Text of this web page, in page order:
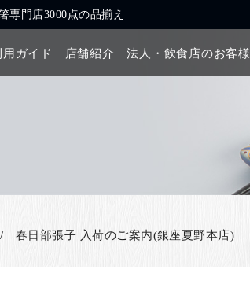
専門店3000点の品揃え
用ガイド 店舗紹介 法人・飲食店のお客様
春日部張子 入荷のご案内(銀座夏野本店)